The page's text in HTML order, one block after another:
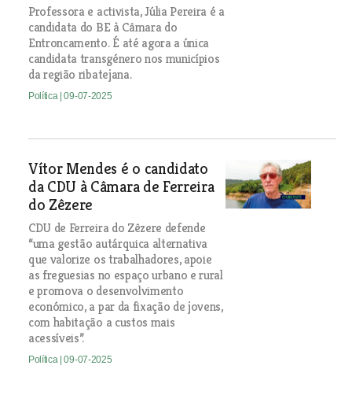
Professora e activista, Júlia Pereira é a
candidata do BE à Câmara do
Entroncamento. É até agora a única
candidata transgénero nos municípios
da região ribatejana.
Política | 09-07-2025
Vítor Mendes é o candidato
da CDU à Câmara de Ferreira
do Zêzere
CDU de Ferreira do Zêzere defende
“uma gestão autárquica alternativa
que valorize os trabalhadores, apoie
as freguesias no espaço urbano e rural
e promova o desenvolvimento
económico, a par da fixação de jovens,
com habitação a custos mais
acessíveis”.
Política | 09-07-2025